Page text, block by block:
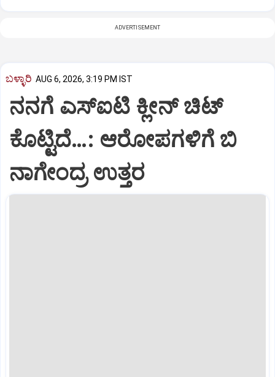
ADVERTISEMENT
ಬಳ್ಳಾರಿ AUG 6, 2026, 3:19 PM IST
ನನಗೆ ಎಸ್ಐಟಿ ಕ್ಲೀನ್ ಚಿಟ್
ಕೊಟ್ಟಿದೆ…: ಆರೋಪಗಳಿಗೆ ಬಿ
ನಾಗೇಂದ್ರ ಉತ್ತರ